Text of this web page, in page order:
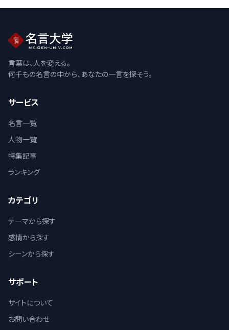
言葉は、人を変える。
何千もの名言の中から、あなたの一言を探そう。
サービス
名言一覧
人物一覧
特集記事
ランキング
カテゴリ
テーマから探す
感情から探す
シーンから探す
サポート
サイトについて
お問い合わせ